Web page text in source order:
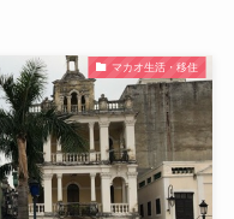
マカオ生活・移住